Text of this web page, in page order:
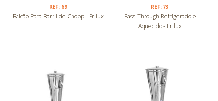
REF: 69
Balcão Para Barril de Chopp - Frilux
REF: 73
Pass-Through Refrigerado e
Aquecido - Frilux